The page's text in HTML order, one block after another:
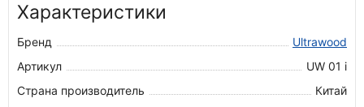
Характеристики
Бренд
Ultrawood
Артикул
UW 01 i
Страна производитель
Китай